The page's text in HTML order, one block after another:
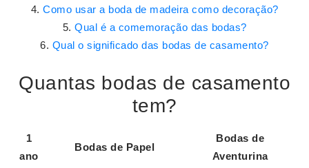
Como usar a boda de madeira como decoração?
Qual é a comemoração das bodas?
Qual o significado das bodas de casamento?
Quantas bodas de casamento
tem?
1
ano
Bodas de Papel
Bodas de
Aventurina